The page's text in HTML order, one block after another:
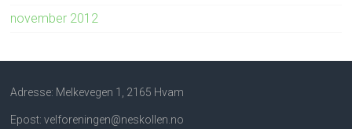
november 2012
Adresse: Melkevegen 1, 2165 Hvam
Epost: velforeningen@neskollen.no